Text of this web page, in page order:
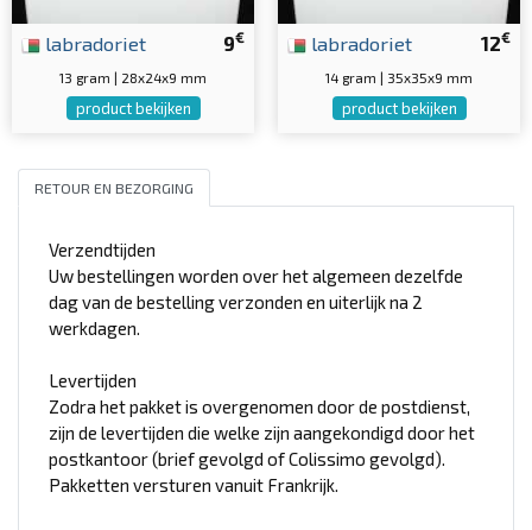
9€
labradoriet
13 gram | 28x24x9 mm
product bekijken
12€
labradoriet
14 gram | 35x35x9 mm
product bekijken
RETOUR EN BEZORGING
Verzendtijden
Uw bestellingen worden over het algemeen dezelfde
dag van de bestelling verzonden en uiterlijk na 2
werkdagen.
Levertijden
Zodra het pakket is overgenomen door de postdienst,
zijn de levertijden die welke zijn aangekondigd door het
postkantoor (brief gevolgd of Colissimo gevolgd).
Pakketten versturen vanuit Frankrijk.